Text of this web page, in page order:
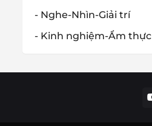
- Nghe-Nhìn-Giải trí
- Kinh nghiệm-Ẩm thực